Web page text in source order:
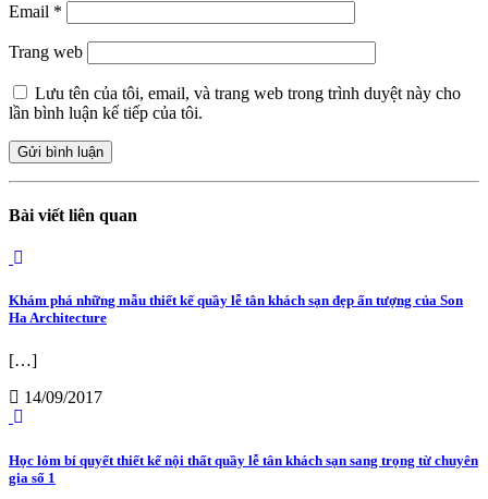
Email *
Trang web
Lưu tên của tôi, email, và trang web trong trình duyệt này cho
lần bình luận kế tiếp của tôi.
Bài viết liên quan
Khám phá những mẫu thiết kế quầy lễ tân khách sạn đẹp ấn tượng của Son
Ha Architecture
[…]
14/09/2017
Học lỏm bí quyết thiết kế nội thất quầy lễ tân khách sạn sang trọng từ chuyên
gia số 1